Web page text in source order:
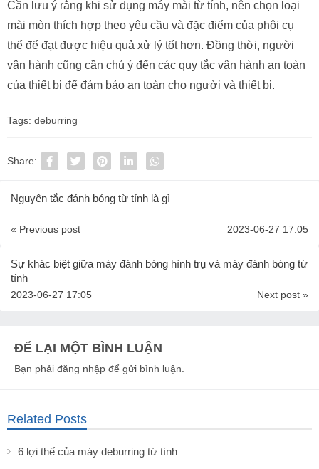
Cần lưu ý rằng khi sử dụng máy mài từ tính, nên chọn loại
mài mòn thích hợp theo yêu cầu và đặc điểm của phôi cụ
thể để đạt được hiệu quả xử lý tốt hơn. Đồng thời, người
vận hành cũng cần chú ý đến các quy tắc vận hành an toàn
của thiết bị để đảm bảo an toàn cho người và thiết bị.
Tags: deburring
Share:
Nguyên tắc đánh bóng từ tính là gì
« Previous post 2023-06-27 17:05
Sự khác biệt giữa máy đánh bóng hình trụ và máy đánh bóng từ
tính
Next post »
2023-06-27 17:05
ĐỂ LẠI MỘT BÌNH LUẬN
Bạn phải đăng nhập để gửi bình luận.
Related Posts
6 lợi thế của máy deburring từ tính